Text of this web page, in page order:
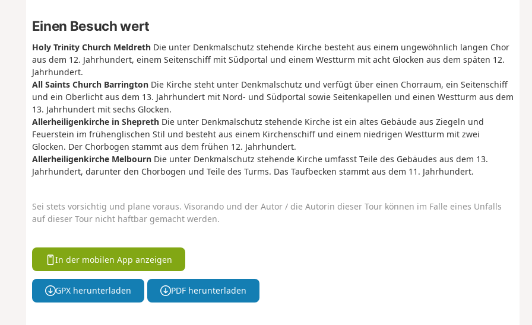
Einen Besuch wert
Holy Trinity Church MeldrethDie unter Denkmalschutz stehende Kirche besteht aus einem ungewöhnlich langen Chor
aus dem 12. Jahrhundert, einem Seitenschiff mit Südportal und einem Westturm mit acht Glocken aus dem späten 12.
Jahrhundert.
All Saints Church BarringtonDie Kirche steht unter Denkmalschutz und verfügt über einen Chorraum, ein Seitenschiff
und ein Oberlicht aus dem 13. Jahrhundert mit Nord- und Südportal sowie Seitenkapellen und einen Westturm aus dem
13. Jahrhundert mit sechs Glocken.
Allerheiligenkirche in SheprethDie unter Denkmalschutz stehende Kirche ist ein altes Gebäude aus Ziegeln und
Feuerstein im frühenglischen Stil und besteht aus einem Kirchenschiff und einem niedrigen Westturm mit zwei
Glocken. Der Chorbogen stammt aus dem frühen 12. Jahrhundert.
Allerheiligenkirche MelbournDie unter Denkmalschutz stehende Kirche umfasst Teile des Gebäudes aus dem 13.
Jahrhundert, darunter den Chorbogen und Teile des Turms. Das Taufbecken stammt aus dem 11. Jahrhundert.
Sei stets vorsichtig und plane voraus. Visorando und der Autor / die Autorin dieser Tour können im Falle eines Unfalls
auf dieser Tour nicht haftbar gemacht werden.
In der mobilen App anzeigen
GPX herunterladen PDF herunterladen